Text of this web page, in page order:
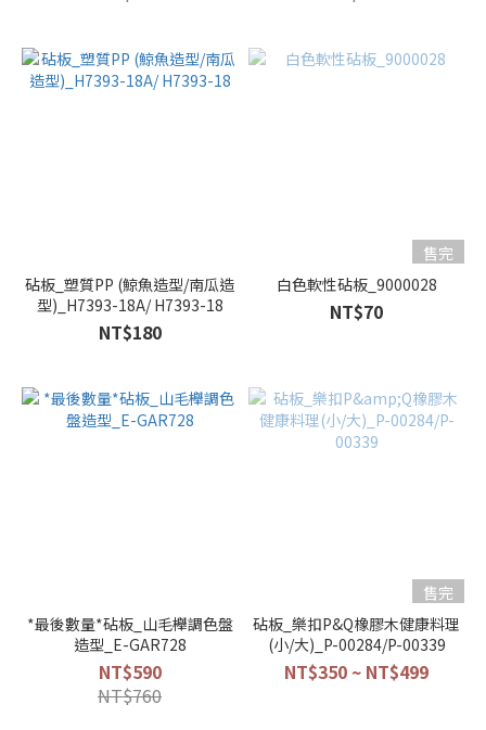
砧板_塑質PP (鯨魚造型/南瓜造
型)_H7393-18A/ H7393-18
NT$180
售完
白色軟性砧板_9000028
NT$70
*最後數量*砧板_山毛櫸調色盤
造型_E-GAR728
NT$590
NT$760
售完
砧板_樂扣P&Q橡膠木健康料理
(小/大)_P-00284/P-00339
NT$350 ~ NT$499